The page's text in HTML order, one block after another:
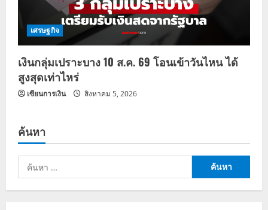
เศรษฐกิจ
เงินกลุ่มเปราะบาง 10 ส.ค. 69 โอนเข้าวันไหน ได้
สูงสุดเท่าไหร่
เซียนการเงิน สิงหาคม 5, 2026
ค้นหา
ค้นหา
สำหรับ: